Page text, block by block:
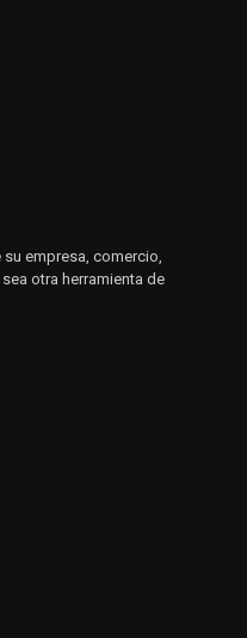
empresa, comercio,
otra herramienta de